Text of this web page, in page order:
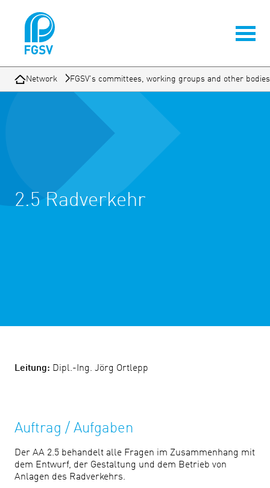
Network FGSV's committees, working groups and other bodies
2.5 Radverkehr
Leitung: Dipl.-Ing. Jörg Ortlepp
Auftrag / Aufgaben
Der AA 2.5 behandelt alle Fragen im Zusammenhang mit
dem Entwurf, der Gestaltung und dem Betrieb von
Anlagen des Radverkehrs.